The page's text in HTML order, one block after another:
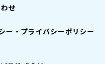
せ
ー・プライバシーポリシー